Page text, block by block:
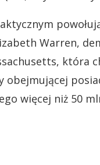
Warren,
która
obejmującej
więcej niż 50